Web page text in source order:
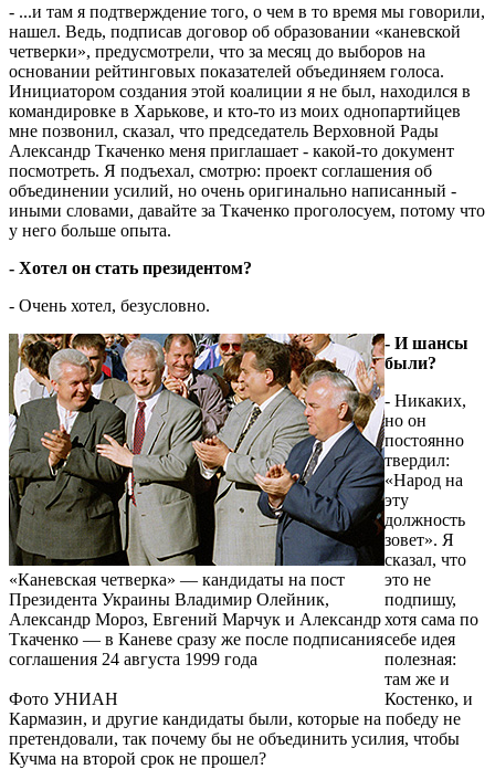
- ...и там я подтверждение того, о чем в то время мы говорили,
нашел. Ведь, подписав договор об образовании «каневской
четверки», предусмотрели, что за месяц до выборов на
основании рейтинговых показателей объединяем голоса.
Инициатором создания этой коалиции я не был, находился в
командировке в Харькове, и кто-то из моих однопартийцев
мне позвонил, сказал, что председатель Верховной Рады
Александр Ткаченко меня приглашает - какой-то документ
посмотреть. Я подъехал, смотрю: проект соглашения об
объединении усилий, но очень оригинально написанный -
иными словами, давайте за Ткаченко проголосуем, потому что
у него больше опыта.
- Хотел он стать президентом?
- Очень хотел, безусловно.
«Каневская четверка» — кандидаты на пост
Президента Украины Владимир Олейник,
Александр Мороз, Евгений Марчук и Александр
Ткаченко — в Каневе сразу же после подписания
соглашения 24 августа 1999 года
Фото УНИАН
- И шансы
были?
- Никаких,
но он
постоянно
твердил:
«Народ на
эту
должность
зовет». Я
сказал, что
это не
подпишу,
хотя сама по
себе идея
полезная:
там же и
Костенко, и
Кармазин, и другие кандидаты были, которые на победу не
пре­тендовали, так по­­чему бы не объединить усилия, чтобы
Куч­ма на второй срок не прошел?